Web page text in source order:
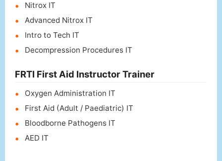
Nitrox IT
Advanced Nitrox IT
Intro to Tech IT
Decompression Procedures IT
FRTI First Aid Instructor Trainer
Oxygen Administration IT
First Aid (Adult / Paediatric) IT
Bloodborne Pathogens IT
AED IT